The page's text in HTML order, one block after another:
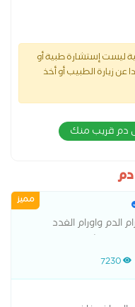
ليست إستشارة طبية أو
زيارة الطبيب أو أخذ
دم قريب منك
دم
مميز
الدم واورام الغدد
مستشفى سان جورج
7230